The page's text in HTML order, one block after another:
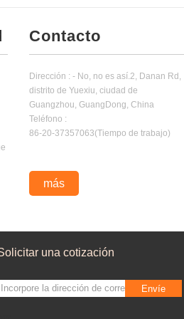
Contacto
Dirección : - No, no es así.2, Danan Rd,
distrito de Yuexiu, ciudad de
Guangzhou, GuangDong, China
Teléfono :
86-20-37357063(Tiempo de trabajo)
más
una cotización
Envíe